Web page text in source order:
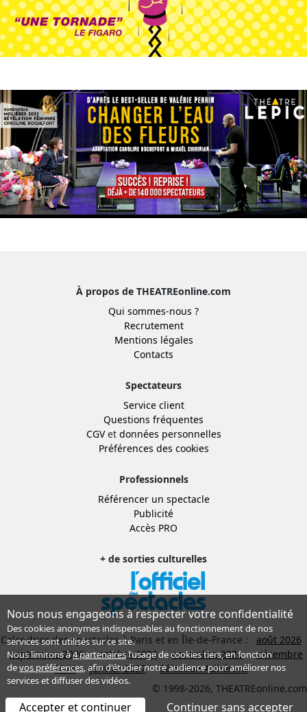
À propos de THEATREonline.com
Qui sommes-nous ?
Recrutement
Mentions légales
Contacts
Spectateurs
Service client
Questions fréquentes
CGVet données personnelles
Préférences des cookies
Professionnels
Référencer un spectacle
Publicité
Accès PRO
+ de sorties culturelles
Calendrier des spectacles à Paris et en Île-de-France :
août 2026
septembre 2026
octobre 2026 novembre 2026
décembre
2026
janvier 2027
Sélection Adhérent
© 1998-2026, THEATREonline.com
Nous nous engageons à respecter votre confidentialité
Des cookies anonymes indispensables au fonctionnement de nos
services sont utilisés sur ce site.
Nous limitons à4 partenairesl’usage de cookies tiers, en fonction
devos préférences, afin d'étudier notre audience pour améliorer nos
services et diffuser des vidéos.
Accepter et continuer Continuer sans accepter